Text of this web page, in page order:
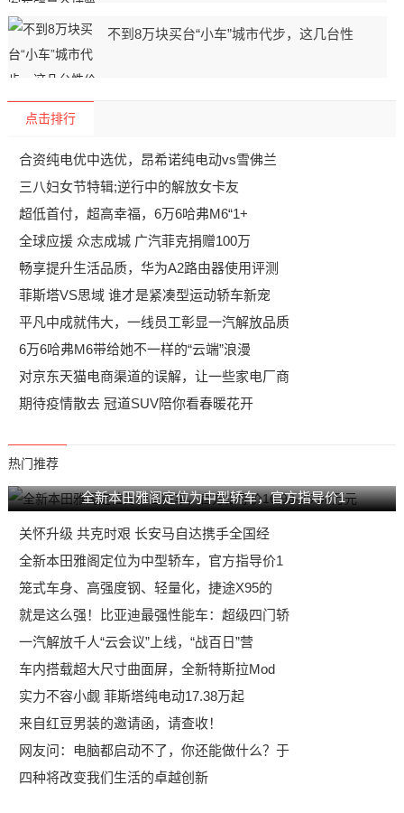
不到8万块买台“小车”城市代步，这几台性
点击排行
合资纯电优中选优，昂希诺纯电动vs雪佛兰
三八妇女节特辑;逆行中的解放女卡友
超低首付，超高幸福，6万6哈弗M6“1+
全球应援 众志成城 广汽菲克捐赠100万
畅享提升生活品质，华为A2路由器使用评测
菲斯塔VS思域 谁才是紧凑型运动轿车新宠
平凡中成就伟大，一线员工彰显一汽解放品质
6万6哈弗M6带给她不一样的“云端”浪漫
对京东天猫电商渠道的误解，让一些家电厂商
期待疫情散去 冠道SUV陪你看春暖花开
热门推荐
全新本田雅阁定位为中型轿车，官方指导价1
关怀升级 共克时艰 长安马自达携手全国经
全新本田雅阁定位为中型轿车，官方指导价1
笼式车身、高强度钢、轻量化，捷途X95的
就是这么强！比亚迪最强性能车：超级四门轿
一汽解放千人“云会议”上线，“战百日”营
车内搭载超大尺寸曲面屏，全新特斯拉Mod
实力不容小觑 菲斯塔纯电动17.38万起
来自红豆男装的邀请函，请查收！
网友问：电脑都启动不了，你还能做什么？于
四种将改变我们生活的卓越创新